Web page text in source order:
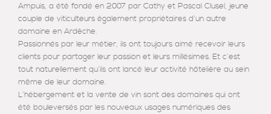
Ampuis, a été fondé en 2007 par Cathy et Pascal Clusel, jeune
couple de viticulteurs également propriétaires d’un autre
domaine en Ardèche.
Passionnés par leur métier, ils ont toujours aimé recevoir leurs
clients pour partager leur passion et leurs millésimes. Et c’est
tout naturellement qu’ils ont lancé leur activité hôtelière au sein
même de leur domaine.
L’hébergement et la vente de vin sont des domaines qui ont
été bouleversés par les nouveaux usages numériques des